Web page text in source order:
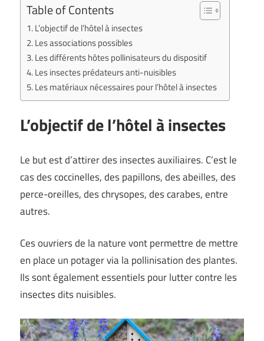
Table of Contents
L’objectif de l’hôtel à insectes
Les associations possibles
Les différents hôtes pollinisateurs du dispositif
Les insectes prédateurs anti-nuisibles
Les matériaux nécessaires pour l’hôtel à insectes
L’objectif de l’hôtel à insectes
Le but est d’attirer des insectes auxiliaires. C’est le
cas des coccinelles, des papillons, des abeilles, des
perce-oreilles, des chrysopes, des carabes, entre
autres.
Ces ouvriers de la nature vont permettre de mettre
en place un potager via la pollinisation des plantes.
Ils sont également essentiels pour lutter contre les
insectes dits nuisibles.